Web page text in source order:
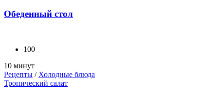
Обеденный стол
100
10 минут
Рецепты / Холодные блюда
Тропический салат